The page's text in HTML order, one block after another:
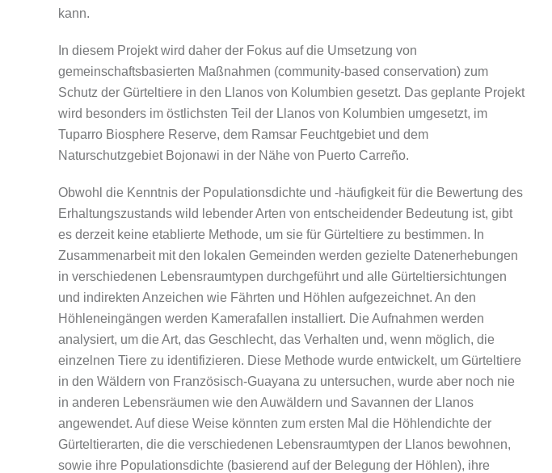
kann.
In diesem Projekt wird daher der Fokus auf die Umsetzung von
gemeinschaftsbasierten Maßnahmen (community-based conservation) zum
Schutz der Gürteltiere in den Llanos von Kolumbien gesetzt. Das geplante Projekt
wird besonders im östlichsten Teil der Llanos von Kolumbien umgesetzt, im
Tuparro Biosphere Reserve, dem Ramsar Feuchtgebiet und dem
Naturschutzgebiet Bojonawi in der Nähe von Puerto Carreño.
Obwohl die Kenntnis der Populationsdichte und -häufigkeit für die Bewertung des
Erhaltungszustands wild lebender Arten von entscheidender Bedeutung ist, gibt
es derzeit keine etablierte Methode, um sie für Gürteltiere zu bestimmen. In
Zusammenarbeit mit den lokalen Gemeinden werden gezielte Datenerhebungen
in verschiedenen Lebensraumtypen durchgeführt und alle Gürteltiersichtungen
und indirekten Anzeichen wie Fährten und Höhlen aufgezeichnet. An den
Höhleneingängen werden Kamerafallen installiert. Die Aufnahmen werden
analysiert, um die Art, das Geschlecht, das Verhalten und, wenn möglich, die
einzelnen Tiere zu identifizieren. Diese Methode wurde entwickelt, um Gürteltiere
in den Wäldern von Französisch-Guayana zu untersuchen, wurde aber noch nie
in anderen Lebensräumen wie den Auwäldern und Savannen der Llanos
angewendet. Auf diese Weise könnten zum ersten Mal die Höhlendichte der
Gürteltierarten, die die verschiedenen Lebensraumtypen der Llanos bewohnen,
sowie ihre Populationsdichte (basierend auf der Belegung der Höhlen), ihre